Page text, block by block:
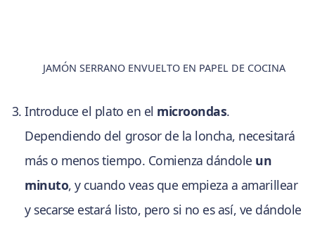
JAMÓN SERRANO ENVUELTO EN PAPEL DE COCINA
Introduce el plato en el microondas.
Dependiendo del grosor de la loncha, necesitará
más o menos tiempo. Comienza dándole un
minuto, y cuando veas que empieza a amarillear
y secarse estará listo, pero si no es así, ve dándole